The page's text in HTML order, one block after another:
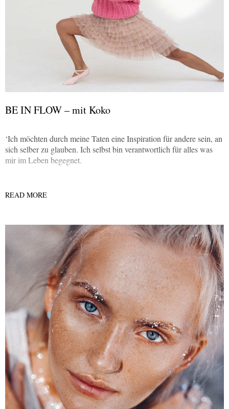
BE IN FLOW – mit Koko
‘Ich möchten durch meine Taten eine Inspiration für andere sein, an
sich selber zu glauben. Ich selbst bin verantwortlich für alles was
mir im Leben begegnet.
READ MORE